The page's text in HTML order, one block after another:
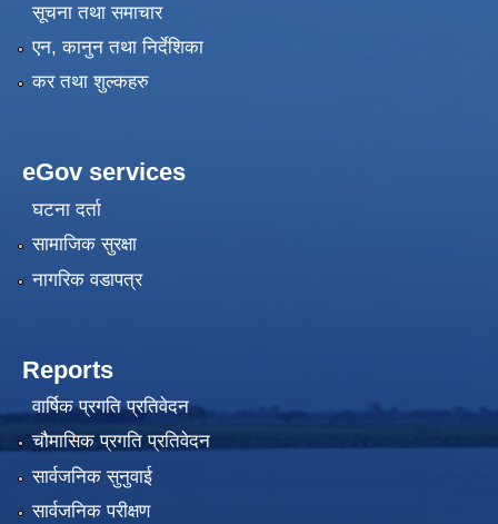
सूचना तथा समाचार
एन, कानुन तथा निर्देशिका
कर तथा शुल्कहरु
eGov services
घटना दर्ता
सामाजिक सुरक्षा
नागरिक वडापत्र
Reports
वार्षिक प्रगति प्रतिवेदन
चौमासिक प्रगति प्रतिवेदन
सार्वजनिक सुनुवाई
सार्वजनिक परीक्षण